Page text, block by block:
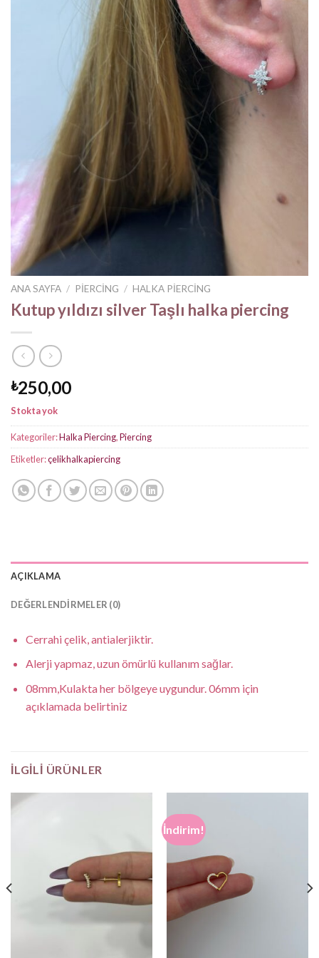
ANA SAYFA / PIERCING / HALKA PIERCING
Kutup yıldızı silver Taşlı halka piercing
₺250,00
Stokta yok
Kategoriler:Halka Piercing,Piercing
Etiketler:çelikhalkapiercing
AÇIKLAMA
DEĞERLENDIRMELER (0)
Cerrahi çelik, antialerjiktir.
Alerji yapmaz, uzun ömürlü kullanım sağlar.
08mm,Kulakta her bölgeye uygundur. 06mm için
açıklamada belirtiniz
İLGILI ÜRÜNLER
İndirim!